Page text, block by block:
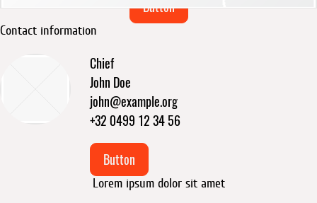
Button
Contact information
Chief
John Doe
john@example.org
+32 0499 12 34 56
Button
Lorem ipsum dolor sit amet